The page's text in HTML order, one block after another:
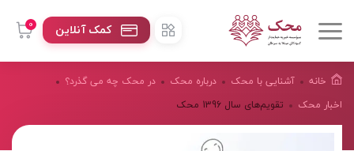
0 کمک آنلاین
خانه آشنایی با محک درباره محک
در محک چه می گذرد؟
اخبار محک
تقویم‌های سال 1396 محک